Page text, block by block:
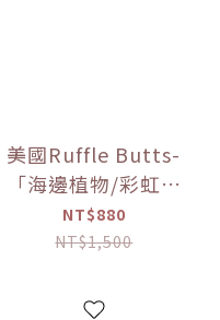
美國Ruffle Butts-
「海邊植物/彩虹暈
染連身泳衣」一件
式無袖泳裝 【優惠
NT$880
NT$1,500